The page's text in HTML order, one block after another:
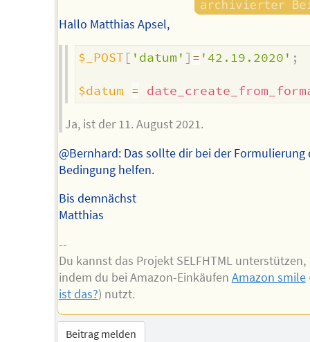
Hallo Matthias Apsel,
$_POST [ 'datum' ] = '42.19.2020' ;
$datum =
Ja, ist der 11. August 2021.
@Bernhard: Das sollte dir bei der Formulierung
Bedingung helfen.
Bis demnächst
Matthias
--
Du kannst das Projekt SELFHTML unterstützen,
indem du bei Amazon-Einkäufen Amazon smile
ist das?) nutzt.
Beitrag melden